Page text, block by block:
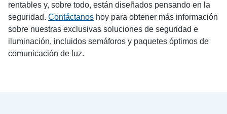
rentables y, sobre todo, están diseñados pensando en la
seguridad. Contáctanos hoy para obtener más información
sobre nuestras exclusivas soluciones de seguridad e
iluminación, incluidos semáforos y paquetes óptimos de
comunicación de luz.